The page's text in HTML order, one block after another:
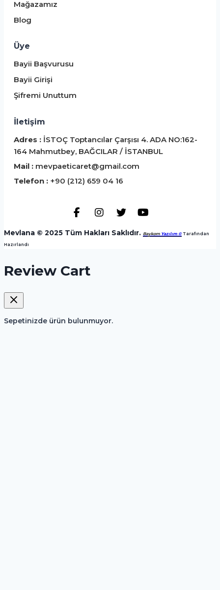
Mağazamız
Blog
Üye
Bayii Başvurusu
Bayii Girişi
Şifremi Unuttum
İletişim
Adres : İSTOÇ Toptancılar Çarşısı 4. ADA NO:162-
164 Mahmutbey, BAĞCILAR / İSTANBUL
Mail : mevpaeticaret@gmail.com
Telefon : +90 (212) 659 04 16
Mevlana © 2025 Tüm Hakları Saklıdır. Baykom Yazılım © ️ Tarafından
Hazırlandı
Review Cart
Sepetinizde ürün bulunmuyor.